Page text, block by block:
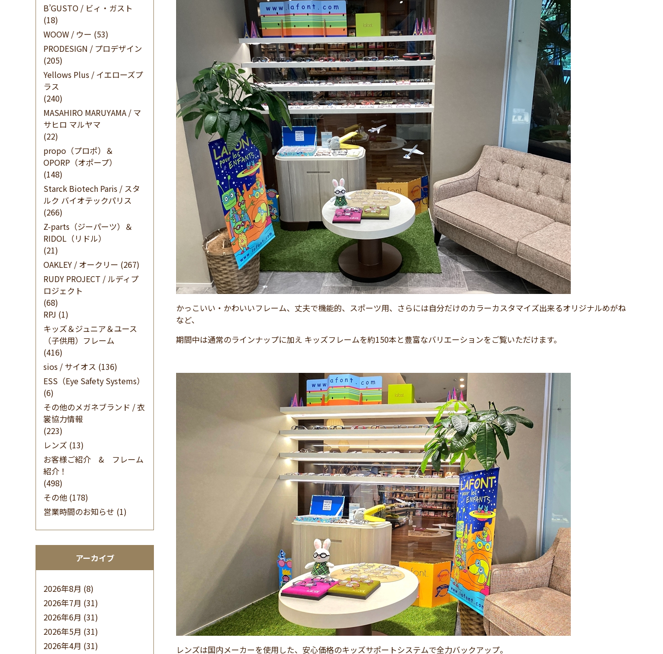
B’GUSTO / ビィ・ガスト
(18)
WOOW / ウー (53)
PRODESIGN / プロデザイン
(205)
Yellows Plus / イエローズプ
ラス
(240)
MASAHIRO MARUYAMA / マ
サヒロ マルヤマ
(22)
propo（プロポ）＆
OPORP（オポープ）
(148)
Starck Biotech Paris / スタ
ルク バイオテックパリス
(266)
Z-parts（ジーパーツ）＆
RIDOL（リドル）
(21)
OAKLEY / オークリー (267)
RUDY PROJECT / ルディプ
ロジェクト
(68)
RPJ (1)
キッズ＆ジュニア＆ユース
（子供用）フレーム
(416)
sios / サイオス (136)
ESS（Eye Safety Systems）
(6)
その他のメガネブランド / 衣
裳協力情報
(223)
レンズ (13)
お客様ご紹介 & フレーム
紹介！
(498)
その他 (178)
営業時間のお知らせ (1)
アーカイブ
2026年8月 (8)
2026年7月 (31)
2026年6月 (31)
2026年5月 (31)
2026年4月 (31)
かっこいい・かわいいフレーム、丈夫で機能的、スポーツ用、さらには自分だけのカラーカスタマイズ出来るオリジナルめがね
など、
期間中は通常のラインナップに加え キッズフレームを約150本と豊富なバリエーションをご覧いただけます。
レンズは国内メーカーを使用した、安心価格のキッズサポートシステムで全力バックアップ。